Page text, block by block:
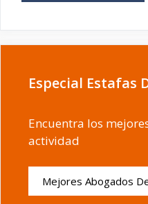
Especial Estafas
Encuentra los
actividad
Mejores Abogados